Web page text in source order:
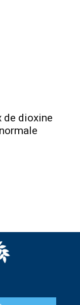
de dioxine